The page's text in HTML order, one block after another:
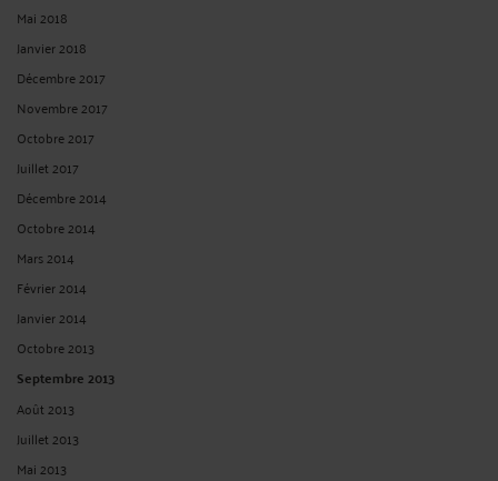
Mai 2018
Janvier 2018
Décembre 2017
Novembre 2017
Octobre 2017
Juillet 2017
Décembre 2014
Octobre 2014
Mars 2014
Février 2014
Janvier 2014
Octobre 2013
Septembre 2013
Août 2013
Juillet 2013
Mai 2013